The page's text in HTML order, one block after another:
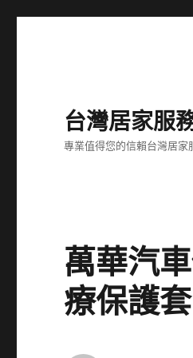
台灣居家服
專業值得您的信賴台灣居
萬華汽
療保護套